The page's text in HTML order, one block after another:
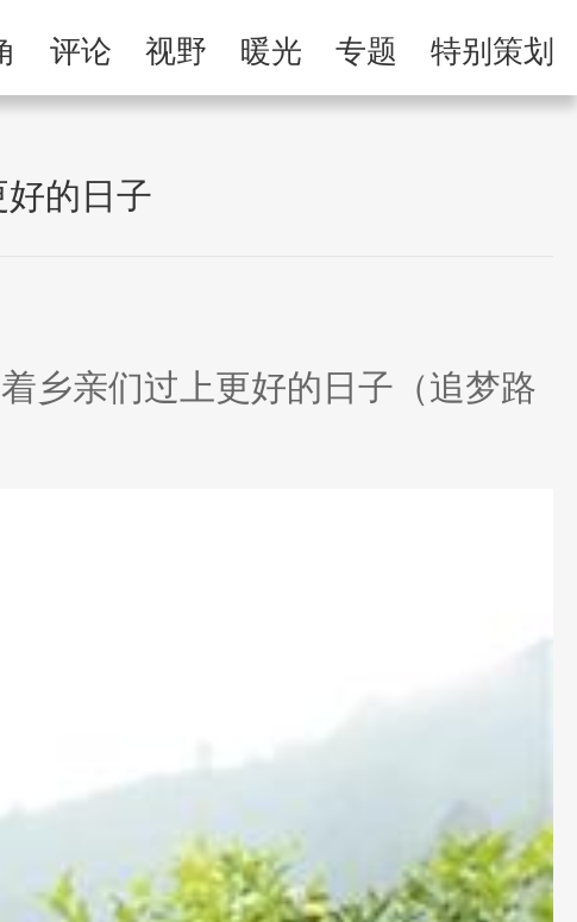
举报专区
评论 视野 暖光 专题 特别策划
的日子
乡亲们过上更好的日子（追梦路